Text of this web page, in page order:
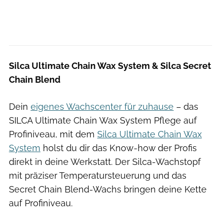
Silca Ultimate Chain Wax System & Silca Secret
Chain Blend
Dein eigenes Wachscenter für zuhause – das
SILCA Ultimate Chain Wax System Pflege auf
Profiniveau, mit dem Silca Ultimate Chain Wax
System holst du dir das Know-how der Profis
direkt in deine Werkstatt. Der Silca-Wachstopf
mit präziser Temperatursteuerung und das
Secret Chain Blend-Wachs bringen deine Kette
auf Profiniveau.